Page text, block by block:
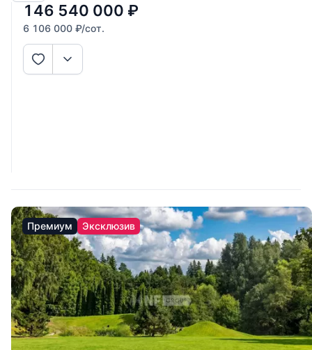
окружающий участок, позволит
146 540 000 ₽
6 106 000 ₽/сот.
Премиум Эксклюзив